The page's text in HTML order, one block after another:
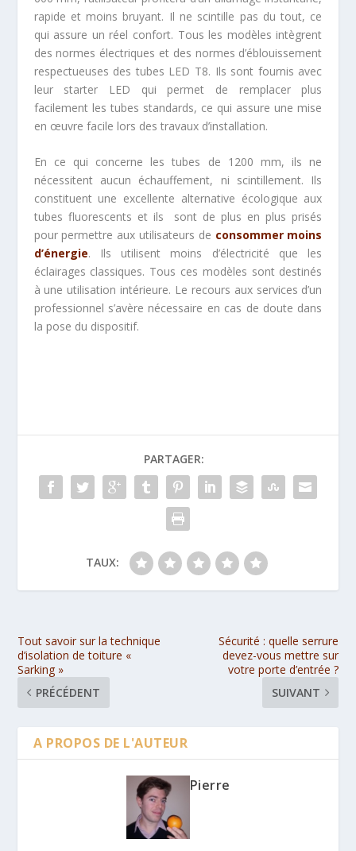
rapide et moins bruyant. Il ne scintille pas du tout, ce
qui assure un réel confort. Tous les modèles intègrent
des normes électriques et des normes d’éblouissement
respectueuses des tubes LED T8. Ils sont fournis avec
leur starter LED qui permet de remplacer plus
facilement les tubes standards, ce qui assure une mise
en œuvre facile lors des travaux d’installation.
En ce qui concerne les tubes de 1200 mm, ils ne
nécessitent aucun échauffement, ni scintillement. Ils
constituent une excellente alternative écologique aux
tubes fluorescents et ils sont de plus en plus prisés
pour permettre aux utilisateurs de consommer moins
d’énergie. Ils utilisent moins d’électricité que les
éclairages classiques. Tous ces modèles sont destinés
à une utilisation intérieure. Le recours aux services d’un
professionnel s’avère nécessaire en cas de doute dans
la pose du dispositif.
PARTAGER:
TAUX:
Tout savoir sur la technique
d’isolation de toiture «
Sarking »
PRÉCÉDENT
Sécurité : quelle serrure
devez-vous mettre sur
votre porte d’entrée ?
SUIVANT
A PROPOS DE L'AUTEUR
Pierre